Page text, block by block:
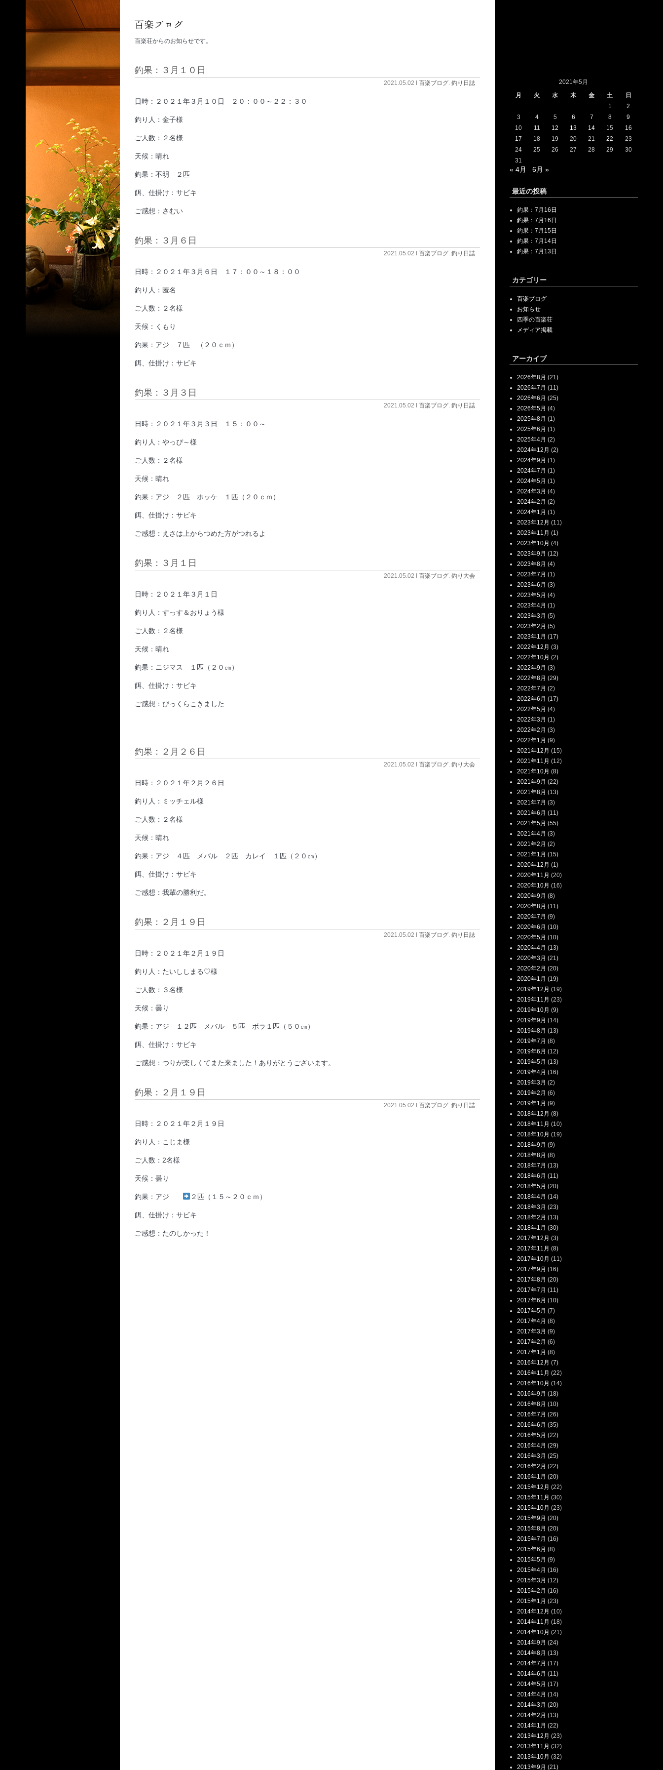
百楽荘からのお知らせです。
釣果：３月１０日
2021.05.02 l 百楽ブログ. 釣り日誌
日時：２０２１年３月１０日 ２０：００～２２：３０
釣り人：金子様
ご人数：２名様
天候：晴れ
釣果：不明 ２匹
餌、仕掛け：サビキ
ご感想：さむい
釣果：３月６日
2021.05.02 l 百楽ブログ. 釣り日誌
日時：２０２１年３月６日 １７：００～１８：００
釣り人：匿名
ご人数：２名様
天候：くもり
釣果：アジ ７匹 （２０ｃｍ）
餌、仕掛け：サビキ
釣果：３月３日
2021.05.02 l 百楽ブログ. 釣り日誌
日時：２０２１年３月３日 １５：００～
釣り人：やっぴ～様
ご人数：２名様
天候：晴れ
釣果：アジ ２匹 ホッケ １匹（２０ｃｍ）
餌、仕掛け：サビキ
ご感想：えさは上からつめた方がつれるよ
釣果：３月１日
2021.05.02 l 百楽ブログ. 釣り大会
日時：２０２１年３月１日
釣り人：すっす＆おりょう様
ご人数：２名様
天候：晴れ
釣果：ニジマス １匹（２０㎝）
餌、仕掛け：サビキ
ご感想：びっくらこきました
釣果：２月２６日
2021.05.02 l 百楽ブログ. 釣り大会
日時：２０２１年２月２６日
釣り人：ミッチェル様
ご人数：２名様
天候：晴れ
釣果：アジ ４匹 メバル ２匹 カレイ １匹（２０㎝）
餌、仕掛け：サビキ
ご感想：我輩の勝利だ。
釣果：２月１９日
2021.05.02 l 百楽ブログ. 釣り日誌
日時：２０２１年２月１９日
釣り人：たいししまる♡様
ご人数：３名様
天候：曇り
釣果：アジ １２匹 メバル ５匹 ボラ１匹（５０㎝）
餌、仕掛け：サビキ
ご感想：つりが楽しくてまた来ました！ありがとうございます。
釣果：２月１９日
2021.05.02 l 百楽ブログ. 釣り日誌
日時：２０２１年２月１９日
釣り人：こじま様
ご人数：2名様
天候：曇り
釣果：アジ ２匹（１５～２０ｃｍ）
餌、仕掛け：サビキ
ご感想：たのしかった！
2021年5月
月
火 水 木 金 土
日
1
2
3
4 5 6 7 8
9
10
11 12 13 14 15
16
17
18 19 20 21 22
23
24
25 26 27 28 29
30
31
« 4月 6月 »
最近の投稿
釣果：7月16日
釣果：7月16日
釣果：7月15日
釣果：7月14日
釣果：7月13日
カテゴリー
百楽ブログ
お知らせ
四季の百楽荘
メディア掲載
アーカイブ
2026年8月 (21)
2026年7月 (11)
2026年6月 (25)
2026年5月 (4)
2025年8月 (1)
2025年6月 (1)
2025年4月 (2)
2024年12月 (2)
2024年9月 (1)
2024年7月 (1)
2024年5月 (1)
2024年3月 (4)
2024年2月 (2)
2024年1月 (1)
2023年12月 (11)
2023年11月 (1)
2023年10月 (4)
2023年9月 (12)
2023年8月 (4)
2023年7月 (1)
2023年6月 (3)
2023年5月 (4)
2023年4月 (1)
2023年3月 (5)
2023年2月 (5)
2023年1月 (17)
2022年12月 (3)
2022年10月 (2)
2022年9月 (3)
2022年8月 (29)
2022年7月 (2)
2022年6月 (17)
2022年5月 (4)
2022年3月 (1)
2022年2月 (3)
2022年1月 (9)
2021年12月 (15)
2021年11月 (12)
2021年10月 (8)
2021年9月 (22)
2021年8月 (13)
2021年7月 (3)
2021年6月 (11)
2021年5月 (55)
2021年4月 (3)
2021年2月 (2)
2021年1月 (15)
2020年12月 (1)
2020年11月 (20)
2020年10月 (16)
2020年9月 (8)
2020年8月 (11)
2020年7月 (9)
2020年6月 (10)
2020年5月 (10)
2020年4月 (13)
2020年3月 (21)
2020年2月 (20)
2020年1月 (19)
2019年12月 (19)
2019年11月 (23)
2019年10月 (9)
2019年9月 (14)
2019年8月 (13)
2019年7月 (8)
2019年6月 (12)
2019年5月 (13)
2019年4月 (16)
2019年3月 (2)
2019年2月 (6)
2019年1月 (9)
2018年12月 (8)
2018年11月 (10)
2018年10月 (19)
2018年9月 (9)
2018年8月 (8)
2018年7月 (13)
2018年6月 (11)
2018年5月 (20)
2018年4月 (14)
2018年3月 (23)
2018年2月 (13)
2018年1月 (30)
2017年12月 (3)
2017年11月 (8)
2017年10月 (11)
2017年9月 (16)
2017年8月 (20)
2017年7月 (11)
2017年6月 (10)
2017年5月 (7)
2017年4月 (8)
2017年3月 (9)
2017年2月 (6)
2017年1月 (8)
2016年12月 (7)
2016年11月 (22)
2016年10月 (14)
2016年9月 (18)
2016年8月 (10)
2016年7月 (26)
2016年6月 (35)
2016年5月 (22)
2016年4月 (29)
2016年3月 (25)
2016年2月 (22)
2016年1月 (20)
2015年12月 (22)
2015年11月 (30)
2015年10月 (23)
2015年9月 (20)
2015年8月 (20)
2015年7月 (16)
2015年6月 (8)
2015年5月 (9)
2015年4月 (16)
2015年3月 (12)
2015年2月 (16)
2015年1月 (23)
2014年12月 (10)
2014年11月 (18)
2014年10月 (21)
2014年9月 (24)
2014年8月 (13)
2014年7月 (17)
2014年6月 (11)
2014年5月 (17)
2014年4月 (14)
2014年3月 (20)
2014年2月 (13)
2014年1月 (22)
2013年12月 (23)
2013年11月 (32)
2013年10月 (32)
2013年9月 (21)